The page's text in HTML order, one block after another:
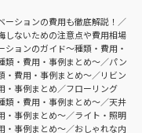
ションの費用も徹底解説！
しないための注意点や費用相場
ョンのガイド〜種類・費用・
類・費用・事例まとめ〜
パン
・費用・事例まとめ〜
リビン
・事例まとめ
フローリング
類・費用・事例まとめ〜
天井
・事例まとめ〜
ライト・照明
・事例まとめ〜
おしゃれな内